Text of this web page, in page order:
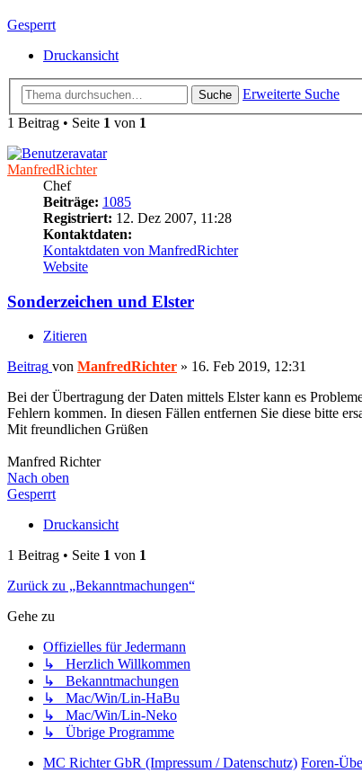
Gesperrt
Druckansicht
Suche
Erweiterte Suche
1 Beitrag • Seite 1 von 1
ManfredRichter
Chef
Beiträge: 1085
Registriert: 12. Dez 2007, 11:28
Kontaktdaten:
Kontaktdaten von ManfredRichter
Website
Sonderzeichen und Elster
Zitieren
Beitrag von ManfredRichter » 16. Feb 2019, 12:31
Bei der Übertragung der Daten mittels Elster kann es
Fehlern kommen. In diesen Fällen entfernen Sie diese bitte
Mit freundlichen Grüßen
Manfred Richter
Nach oben
Gesperrt
Druckansicht
1 Beitrag • Seite 1 von 1
Zurück zu „Bekanntmachungen“
Gehe zu
Offizielles für Jedermann
↳ Herzlich Willkommen
↳ Bekanntmachungen
↳ Mac/Win/Lin-HaBu
↳ Mac/Win/Lin-Neko
↳ Übrige Programme
MC Richter GbR (Impressum / Datenschutz) Foren-